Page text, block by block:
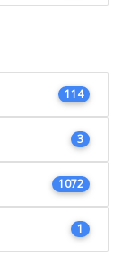
114
3
1072
1